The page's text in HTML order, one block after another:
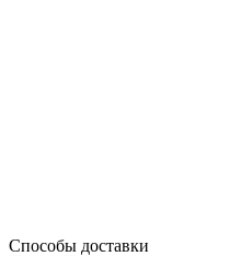
Способы доставки